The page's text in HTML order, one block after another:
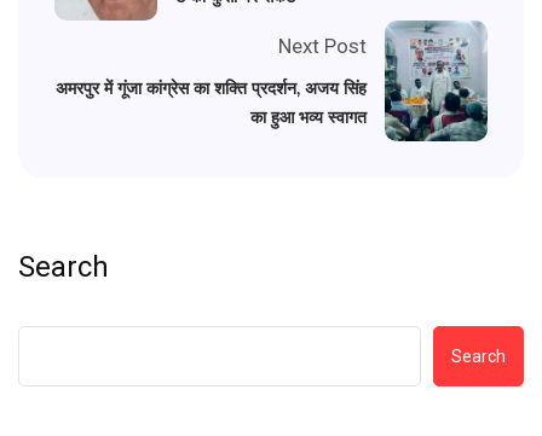
Next Post
अमरपुर में गूंजा कांग्रेस का शक्ति प्रदर्शन, अजय सिंह
का हुआ भव्य स्वागत
Search
Search